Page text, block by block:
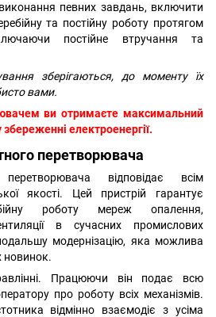
певних завдань, включити
та постійну роботу протягом
постійне втручання та
зберігаються, до моменту їх
вами.
ви отримаєте максимальний
електроенергії.
перетворювача
відповідає всім
якості. Цей пристрій гарантує
роботу мереж опалення,
в сучасних промислових
модернізацію, яка можлива
новинок.
Працюючи він подає всю
про роботу всіх механізмів.
відмінно взаємодіє з усіма